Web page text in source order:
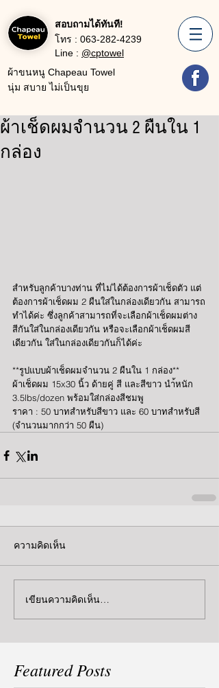
สอบถามได้ทันที!
โทร : 063-282-4239
Line : @cptowel
ผ้าขนหนู Chapeau Towel
นุ่ม สบาย ไม่เป็นขุย
ผ้าเช็ดผมจำนวน 2 ผืนใน 1
กล่อง
สำหรับลูกค้าบางท่าน ที่ไม่ได้ต้องการผ้าเช็ดตัว แต่
ต้องการผ้าเช็ดผม 2 ผืนใส่ในกล่องเดียวกัน สามารถ
ทำได้ค่ะ ซึ่งลูกค้าสามารถที่จะเลือกผ้าเช็ดผมต่าง
สีกันใส่ในกล่องเดียวกัน หรือจะเลือกผ้าเช็ดผมสี
เดียวกัน ใส่ในกล่องเดียวกันก็ได้ค่ะ
**รูปแบบผ้าเช็ดผมจำนวน 2 ผืนใน 1 กล่อง**
ผ้าเช็ดผม 15x30 นิ้ว ด้ายคู่ สี และสีขาว นำ้หนัก
3.5lbs/dozen พร้อมใส่กล่องสีชมพู
ราคา : 50 บาทสำหรับสีขาว และ 60 บาทสำหรับสี
(จำนวนมากกว่า 50 ผืน)
ความคิดเห็น
เขียนความคิดเห็น…
Featured Posts